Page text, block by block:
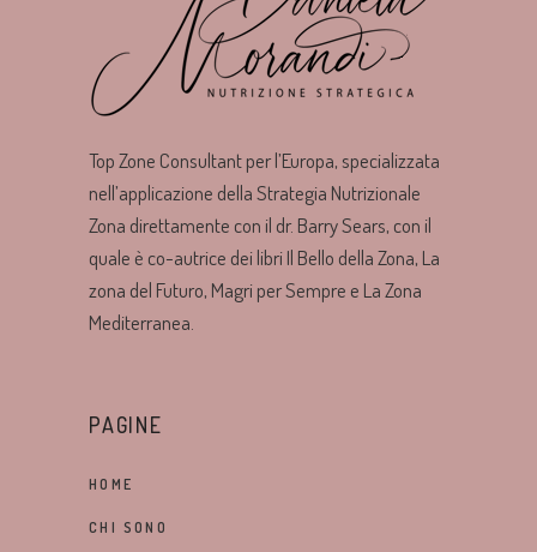
Top Zone Consultant per l’Europa, specializzata
nell’applicazione della Strategia Nutrizionale
Zona direttamente con il dr. Barry Sears, con il
quale è co-autrice dei libri Il Bello della Zona, La
zona del Futuro, Magri per Sempre e La Zona
Mediterranea.
PAGINE
HOME
CHI SONO